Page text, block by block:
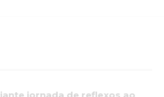
jornada de reflexos ao